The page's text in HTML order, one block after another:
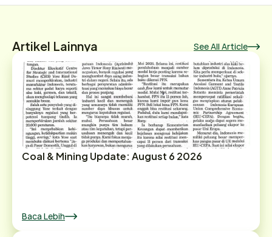
Artikel Lainnya See All Article
Coal & Mining Update: August 6 2026
Baca Lebih